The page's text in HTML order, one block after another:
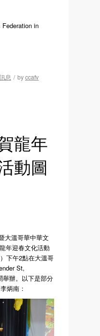
in
息 / byccafv
龍年
動圖
大溫哥華中華文
年迎春文化活動
下午2點在大溫哥
St,
舉辦。以下是部分
炳南：